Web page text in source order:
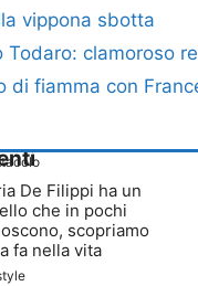
vippona sbotta
Todaro: clamoroso
di fiamma con
De Filippi ha un
che in pochi
scopriamo
fa nella vita